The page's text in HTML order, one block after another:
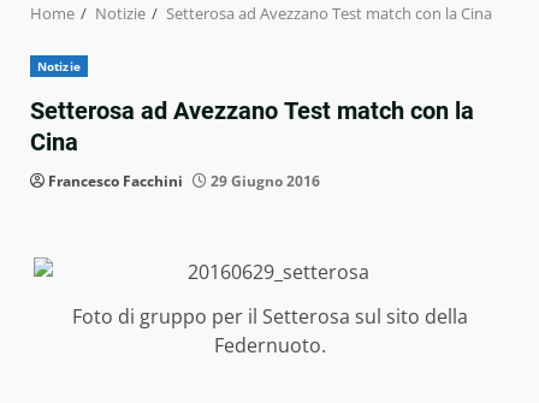
Home Notizie Setterosa ad Avezzano Test match con la Cina
Notizie
Setterosa ad Avezzano Test match con la
Cina
Francesco Facchini 29 Giugno 2016
Foto di gruppo per il Setterosa sul sito della
Federnuoto.